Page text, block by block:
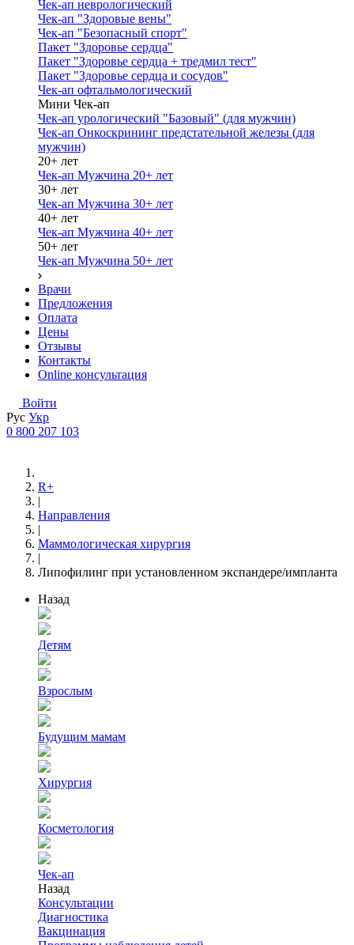
Чек-ап неврологический
Чек-ап "Здоровые вены"
Чек-ап "Безопасный спорт"
Пакет "Здоровье сердца"
Пакет "Здоровье сердца + тредмил тест"
Пакет "Здоровье сердца и сосудов"
Чек-ап офтальмологический
Мини Чек-ап
Чек-ап урологический "Базовый" (для мужчин)
Чек-ап Онкоскрининг предстательной железы (для
мужчин)
20+ лет
Чек-ап Мужчина 20+ лет
30+ лет
Чек-ап Мужчина 30+ лет
40+ лет
Чек-ап Мужчина 40+ лет
50+ лет
Чек-ап Мужчина 50+ лет
Врачи
Предложения
Оплата
Цены
Отзывы
Контакты
Online консультация
Войти
Рус Укр
0 800 207 103
R+
|
Направления
|
Маммологическая хирургия
|
Липофилинг при установленном экспандере/импланта
Назад
Детям
Взрослым
Будущим мамам
Хирургия
Косметология
Чек-ап
Назад
Консультации
Диагностика
Вакцинация